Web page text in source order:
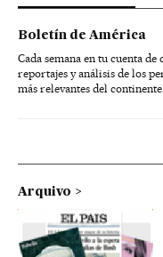
Boletín de América
Cada semana en tu cuenta
reportajes y análisis de los
más relevantes del continente.
Arquivo